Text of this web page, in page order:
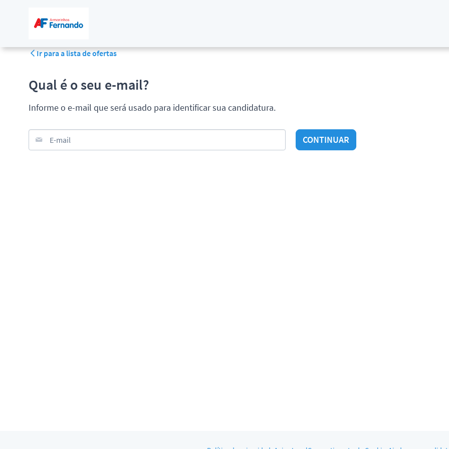
Ir para a lista de ofertas
Qual é o seu e-mail?
Informe o e-mail que será usado para identificar sua candidatura.
E-mail CONTINUAR